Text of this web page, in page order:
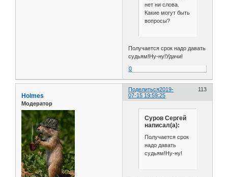
нет ни слова.
Какие могут быть
вопросы?
Получается срок надо давать
судьям!Ну-ну!Удачи!
0
Поделиться 113
2019-
07-15 19:59:25
Holmes
Модератор
Cуров Сергей
написал(а):
Получается срок
надо давать
судьям!Ну-ну!